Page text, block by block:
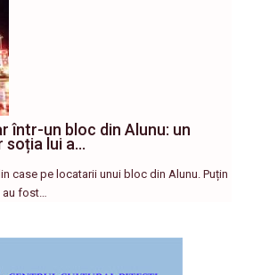
într-un bloc din Alunu: un
soția lui a…
case pe locatarii unui bloc din Alunu. Puțin
au fost…